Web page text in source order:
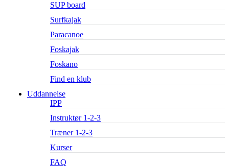
SUP board
Surfkajak
Paracanoe
Foskajak
Foskano
Find en klub
Uddannelse
IPP
Instruktør 1-2-3
Træner 1-2-3
Kurser
FAQ